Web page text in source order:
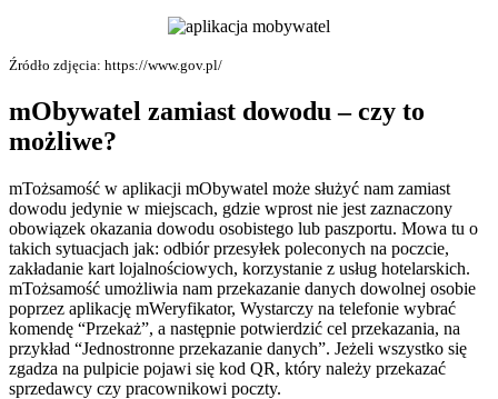
Źródło zdjęcia: https://www.gov.pl/
mObywatel zamiast dowodu – czy to
możliwe?
mTożsamość w aplikacji mObywatel może służyć nam zamiast
dowodu jedynie w miejscach, gdzie wprost nie jest zaznaczony
obowiązek okazania dowodu osobistego lub paszportu. Mowa tu o
takich sytuacjach jak: odbiór przesyłek poleconych na poczcie,
zakładanie kart lojalnościowych, korzystanie z usług hotelarskich.
mTożsamość umożliwia nam przekazanie danych dowolnej osobie
poprzez aplikację mWeryfikator, Wystarczy na telefonie wybrać
komendę “Przekaż”, a następnie potwierdzić cel przekazania, na
przykład “Jednostronne przekazanie danych”. Jeżeli wszystko się
zgadza na pulpicie pojawi się kod QR, który należy przekazać
sprzedawcy czy pracownikowi poczty.